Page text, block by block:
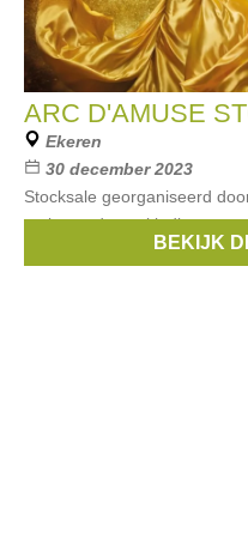
ARC D'AMUSE
Ekeren
30 december 2023
Stocksale georganiseerd
verkoopt dameskleding,
aankoop van 3 stuks krijg je
BEKIJK